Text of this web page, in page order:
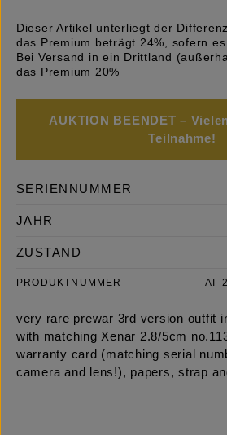
Dieser Artikel unterliegt der
das Premium beträgt 24%, sofern
Bei Versand in ein Drittland
das Premium 20%
AUKTION BEENDET –
Teilnahme!
SERIENNUMMER
JAHR
ZUSTAND
PRODUKTNUMMER
very rare prewar 3rd version outfit
with matching Xenar 2.8/5cm
warranty card (matching serial
camera and lens!), papers, strap